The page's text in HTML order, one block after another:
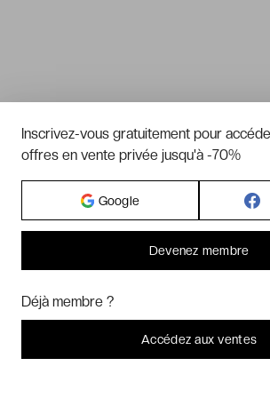
Inscrivez-vous gratuitement pour
offres en vente privée jusqu'à -70%
Google
Devenez membre
Déjà membre ?
Accédez aux ventes
Marketing? Vous pouvez toujours modifier ou
Je refuse C'est bon.